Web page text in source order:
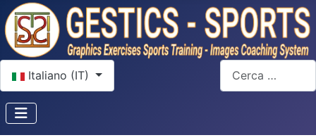
Seleziona la tua lingua
Italiano (IT)
Cerca